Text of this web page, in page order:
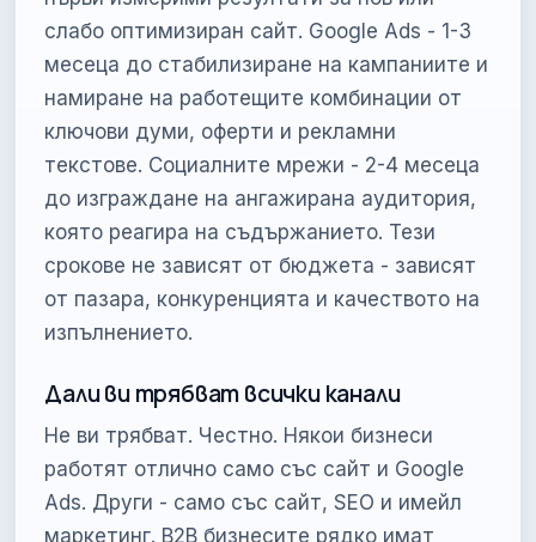
слабо оптимизиран сайт. Google Ads - 1-3
месеца до стабилизиране на кампаниите и
намиране на работещите комбинации от
ключови думи, оферти и рекламни
текстове. Социалните мрежи - 2-4 месеца
до изграждане на ангажирана аудитория,
която реагира на съдържанието. Тези
срокове не зависят от бюджета - зависят
от пазара, конкуренцията и качеството на
изпълнението.
Дали ви трябват всички канали
Не ви трябват. Честно. Някои бизнеси
работят отлично само със сайт и Google
Ads. Други - само със сайт, SEO и имейл
маркетинг. B2B бизнесите рядко имат